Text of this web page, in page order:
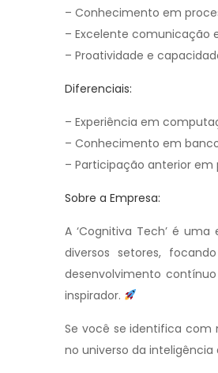
– Conhecimento em
– Excelente comunicação
– Proatividade e
Diferenciais:
– Experiência em
– Conhecimento em
– Participação anterior
Sobre a Empresa:
A ‘Cognitiva Tech’ é
diversos setores,
desenvolvimento
inspirador.
Se você se identifica com
no universo da inteligência